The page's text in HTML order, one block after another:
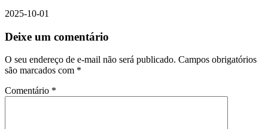
2025-10-01
Deixe um comentário
O seu endereço de e-mail não será publicado. Campos obrigatórios
são marcados com *
Comentário *